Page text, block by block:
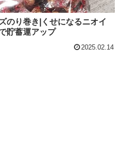
のり巻き|くせになるニオイ
貯蓄運アップ
2025.02.14